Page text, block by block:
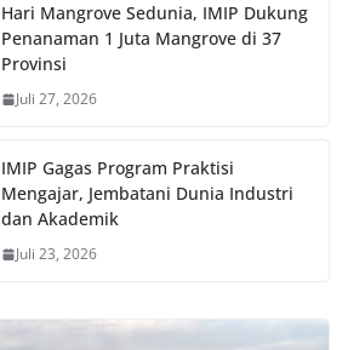
Hari Mangrove Sedunia, IMIP Dukung
Penanaman 1 Juta Mangrove di 37
Provinsi
Juli 27, 2026
IMIP Gagas Program Praktisi
Mengajar, Jembatani Dunia Industri
dan Akademik
Juli 23, 2026